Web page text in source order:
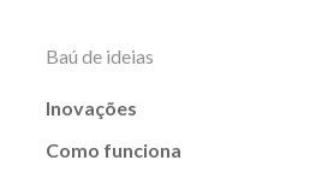
Baú de ideias
Inovações
Como funciona